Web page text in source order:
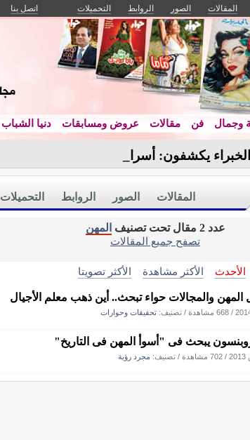
المقالات الصور الروابط التحميلات اتصل بنا
وجمال فن مقالات عروض ومسابقات دنيا الشباب
الخبراء يكشفون: أسرار النجاحف-
التحميلات الروابط الصور المقالات
عدد 2 مقال تحت تصنيف
المهن
تصفح جميع المقالات
الأحدث الأكثر مشاهدة الأكثر تصويتا
والمجالات حواء تبحث.. أين ذهب معلم الأجيال
/ 668 مشاهدة / تصنيف: تحقيقات وحوارات
يبحث فى "أسوأ المهن فى التاريخ"
/ 702 مشاهدة / تصنيف: مجرد رؤية